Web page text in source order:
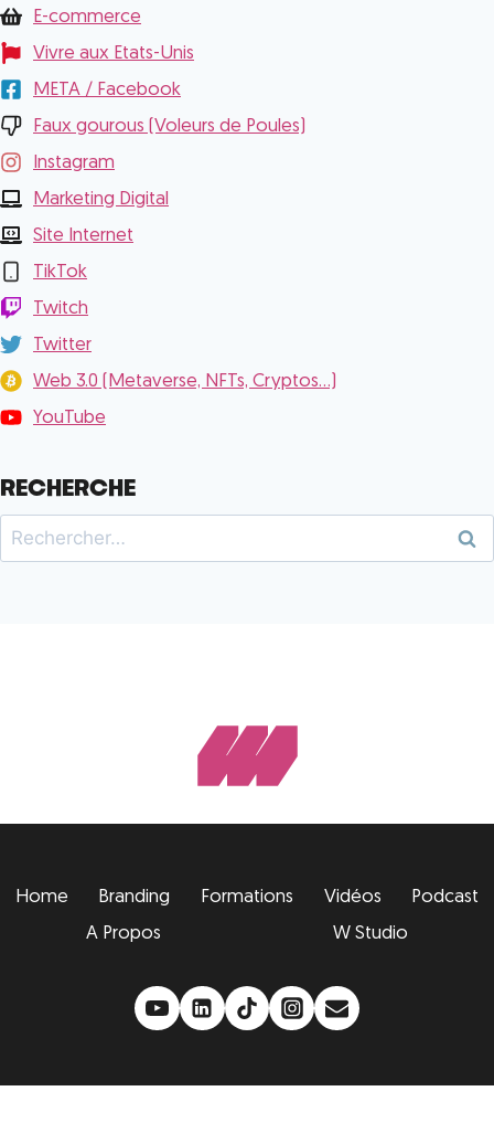
E-commerce
Vivre aux Etats-Unis
META / Facebook
Faux gourous (Voleurs de Poules)
Instagram
Marketing Digital
Site Internet
TikTok
Twitch
Twitter
Web 3.0 (Metaverse, NFTs, Cryptos...)
YouTube
RECHERCHE
Home Branding Formations Vidéos
Podcast
A Propos
W Studio